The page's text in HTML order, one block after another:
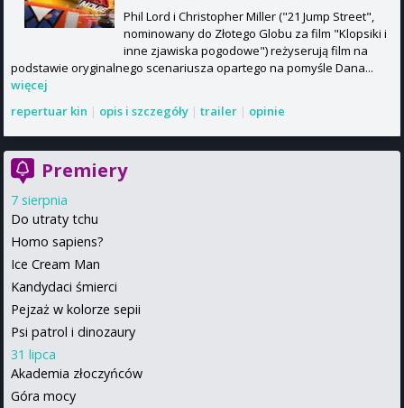
Phil Lord i Christopher Miller ("21 Jump Street",
nominowany do Złotego Globu za film "Klopsiki i
inne zjawiska pogodowe") reżyserują film na
podstawie oryginalnego scenariusza opartego na pomyśle Dana...
więcej
repertuar kin | opis i szczegóły | trailer | opinie
Premiery
7 sierpnia
Do utraty tchu
Homo sapiens?
Ice Cream Man
Kandydaci śmierci
Pejzaż w kolorze sepii
Psi patrol i dinozaury
31 lipca
Akademia złoczyńców
Góra mocy